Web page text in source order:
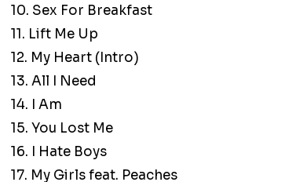
10. Sex For Breakfast
11. Lift Me Up
12. My Heart (Intro)
13. All I Need
14. I Am
15. You Lost Me
16. I Hate Boys
17. My Girls feat. Peaches